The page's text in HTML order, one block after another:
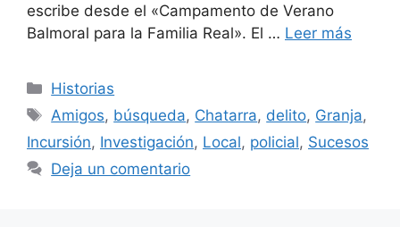
escribe desde el «Campamento de Verano
Balmoral para la Familia Real». El … Leer más
Categorías
Historias
Etiquetas
Amigos, búsqueda, Chatarra, delito, Granja,
Incursión, Investigación, Local, policial, Sucesos
Deja un comentario